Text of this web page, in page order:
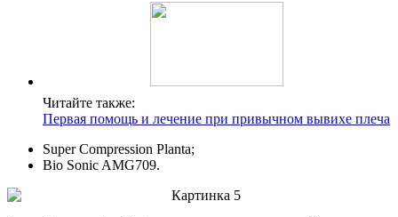
Читайте также:
Первая помощь и лечение при привычном вывихе плеча
Super Compression Planta;
Bio Sonic AMG709.